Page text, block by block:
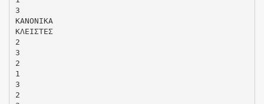
3
ΚΑΝΟΝΙΚΑ
ΚΛΕΙΣΤΕΣ
2
3
2
1
3
2